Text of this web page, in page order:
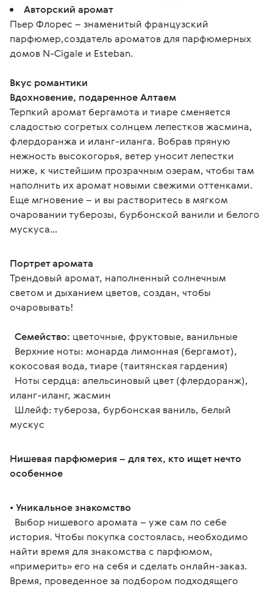
Авторский аромат
Пьер Флорес – знаменитый французский
парфюмер,создатель ароматов для парфюмерных
домов N-Cigale и Esteban.
Вкус романтики
Вдохновение, подаренное Алтаем
Терпкий аромат бергамота и тиаре сменяется
сладостью согретых солнцем лепестков жасмина,
флердоранжа и иланг-иланга. Вобрав пряную
нежность высокогорья, ветер уносит лепестки
ниже, к чистейшим прозрачным озерам, чтобы там
наполнить их аромат новыми свежими оттенками.
Еще мгновение – и вы растворитесь в мягком
очаровании туберозы, бурбонской ванили и белого
мускуса…
Портрет аромата
Трендовый аромат, наполненный солнечным
светом и дыханием цветов, создан, чтобы
очаровывать!
Семейство: цветочные, фруктовые, ванильные
Верхние ноты: монарда лимонная (бергамот),
кокосовая вода, тиаре (таитянская гардения)
Ноты сердца: апельсиновый цвет (флердоранж),
иланг-иланг, жасмин
Шлейф: тубероза, бурбонская ваниль, белый
мускус
Нишевая парфюмерия – для тех, кто ищет нечто
особенное
• Уникальное знакомство
Выбор нишевого аромата – уже сам по себе
история. Чтобы покупка состоялась, необходимо
найти время для знакомства с парфюмом,
«примерить» его на себя и сделать онлайн-заказ.
Время, проведенное за подбором подходящего